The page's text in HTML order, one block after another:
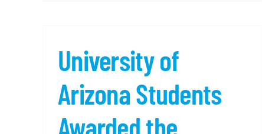
University of
Arizona Students
Awarded the